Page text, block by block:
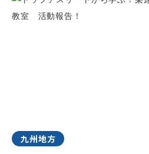
九州地方